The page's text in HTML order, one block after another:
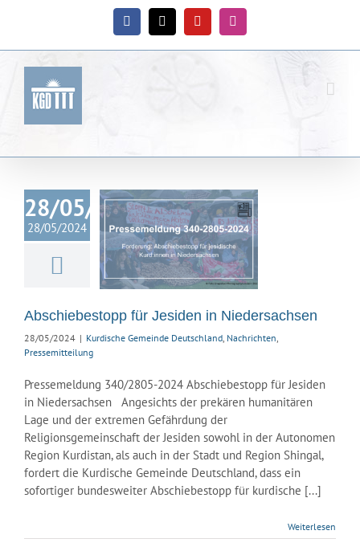
Facebook
X YouTubeInstagram
28/05/2024
28/05/2024
für
in
Gemeinde
Abschiebestopp für Jesiden in Niedersachsen
28/05/2024 | Kurdische Gemeinde Deutschland, Nachrichten,
Pressemitteilung
Pressemeldung 340/2805-2024 Abschiebestopp für Jesiden
in Niedersachsen Angesichts der prekären humanitären
Lage und der extremen Gefährdung der
Religionsgemeinschaft der Jesiden sowohl in der Autonomen
Region Kurdistan, als auch in der Stadt und Region Shingal,
fordert die Kurdische Gemeinde Deutschland, dass ein
sofortiger bundesweiter Abschiebestopp für kurdische [...]
Weiterlesen